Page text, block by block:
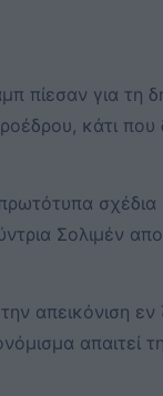
πίεσαν για τη
κάτι που
Σολιμέν
απεικόνιση
απαιτεί